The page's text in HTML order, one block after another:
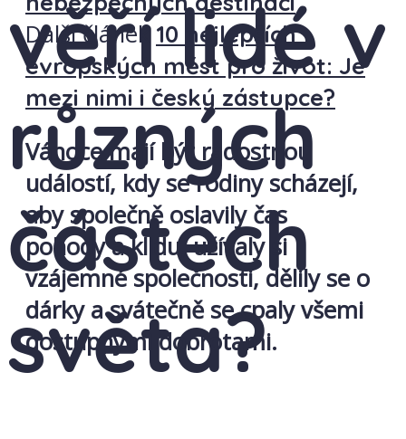
věří lidé v
různých
částech
světa?
Další článek 10 nejlepších
evropských měst pro život: Je
mezi nimi i český zástupce?
Vánoce mají být radostnou
událostí, kdy se rodiny scházejí,
aby společně oslavily čas
pohody a klidu, užívaly si
vzájemné společnosti, dělily se o
dárky a svátečně se cpaly všemi
dostupnými dobrotami.